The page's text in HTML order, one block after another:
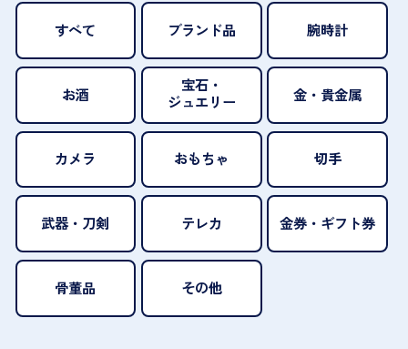
すべて ブランド品 腕時計
お酒
宝石・
ジュエリー
金・貴金属
カメラ おもちゃ 切手
武器・刀剣 テレカ 金券・ギフト券
骨董品 その他